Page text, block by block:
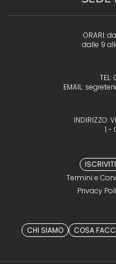
ORARI:
dalle 9
EMAIL:
INDIRIZZO:
1 -
ISCRIVITI
Termini e
Privacy
CHI SIAMO COSA